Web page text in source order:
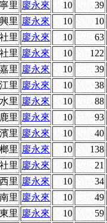
里
廖永來 10 39
里
廖永來 10 10
里
廖永來 10 63
里
廖永來 10 122
里
廖永來 10 39
里
廖永來 10 38
里
廖永來 10 88
里
廖永來 10 93
里
廖永來 10 40
里
廖永來 10 138
里
廖永來 10 21
里
廖永來 10 34
里
廖永來 10 49
里
廖永來 10 59